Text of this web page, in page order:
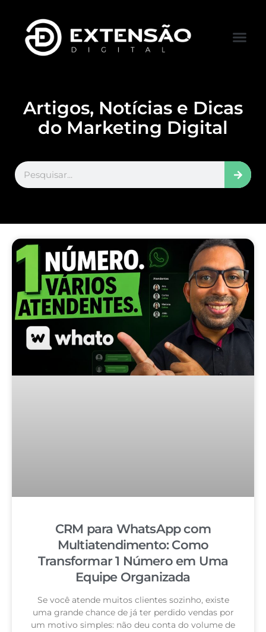
Artigos, Notícias e Dicas
do Marketing Digital
CRM para WhatsApp com
Multiatendimento: Como
Transformar 1 Número em Uma
Equipe Organizada
Se você atende muitos clientes sozinho, existe
uma grande chance de já ter perdido vendas por
um motivo simples: não deu conta do volume de